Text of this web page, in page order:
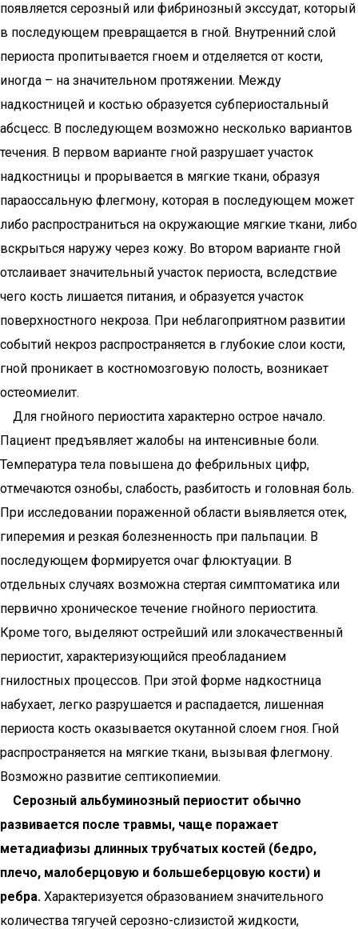
появляется серозный или фибринозный экссудат, который
в последующем превращается в гной. Внутренний слой
периоста пропитывается гноем и отделяется от кости,
иногда – на значительном протяжении. Между
надкостницей и костью образуется субпериостальный
абсцесс. В последующем возможно несколько вариантов
течения. В первом варианте гной разрушает участок
надкостницы и прорывается в мягкие ткани, образуя
параоссальную флегмону, которая в последующем может
либо распространиться на окружающие мягкие ткани, либо
вскрыться наружу через кожу. Во втором варианте гной
отслаивает значительный участок периоста, вследствие
чего кость лишается питания, и образуется участок
поверхностного некроза. При неблагоприятном развитии
событий некроз распространяется в глубокие слои кости,
гной проникает в костномозговую полость, возникает
остеомиелит.
Для гнойного периостита характерно острое начало.
Пациент предъявляет жалобы на интенсивные боли.
Температура тела повышена до фебрильных цифр,
отмечаются ознобы, слабость, разбитость и головная боль.
При исследовании пораженной области выявляется отек,
гиперемия и резкая болезненность при пальпации. В
последующем формируется очаг флюктуации. В
отдельных случаях возможна стертая симптоматика или
первично хроническое течение гнойного периостита.
Кроме того, выделяют острейший или злокачественный
периостит, характеризующийся преобладанием
гнилостных процессов. При этой форме надкостница
набухает, легко разрушается и распадается, лишенная
периоста кость оказывается окутанной слоем гноя. Гной
распространяется на мягкие ткани, вызывая флегмону.
Возможно развитие септикопиемии.
Серозный альбуминозный периостит обычно
развивается после травмы, чаще поражает
метадиафизы длинных трубчатых костей (бедро,
плечо, малоберцовую и большеберцовую кости) и
ребра. Характеризуется образованием значительного
количества тягучей серозно-слизистой жидкости,